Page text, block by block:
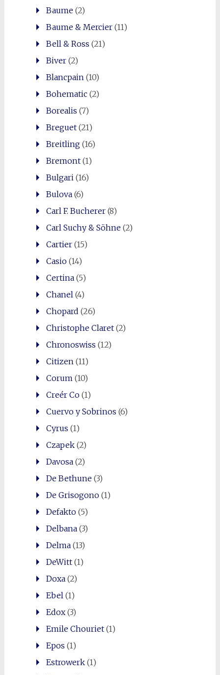
Baume(2)
Baume & Mercier(11)
Bell & Ross (21)
Biver(2)
Blancpain (10)
Bohematic(2)
Borealis (7)
Breguet(21)
Breitling(16)
Bremont(1)
Bulgari (16)
Bulova(6)
Carl F. Bucherer(8)
Carl Suchy & Söhne(2)
Cartier(15)
Casio(14)
Certina(5)
Chanel (4)
Chopard (26)
Christophe Claret(2)
Chronoswiss (12)
Citizen (11)
Corum (10)
Creér Co(1)
Cuervo y Sobrinos (6)
Cyrus (1)
Czapek(2)
Davosa(2)
De Bethune(3)
De Grisogono(1)
Defakto(5)
Delbana(3)
Delma(13)
DeWitt(1)
Doxa(2)
Ebel (1)
Edox(3)
Emile Chouriet(1)
Epos (1)
Estrowerk(1)